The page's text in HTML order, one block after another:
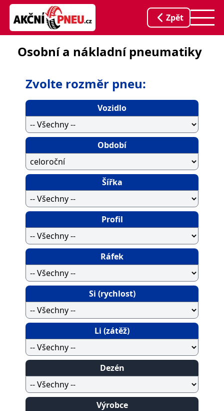
Zpět
Osobní a nákladní pneumatiky
Zvolte rozměr pneu:
Vozidlo
Období
Šířka
Profil
Ráfek
Si (rychlost)
Li (zátěž)
Dezén
Výrobce